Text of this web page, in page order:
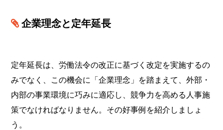
企業理念と定年延長
定年延長は、労働法令の改正に基づく改定を実施するの
みでなく、この機会に「企業理念」を踏まえて、外部・
内部の事業環境に巧みに適応し、競争力を高める人事施
策でなければなりません。その好事例を紹介しましょ
う。